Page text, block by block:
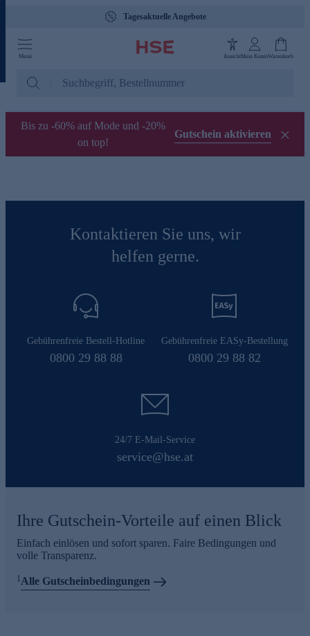
Tagesaktuelle Angebote
Menü AnsichtMein KontoWarenkorb
Bis zu -60% auf Mode und -20%
on top!
Gutschein aktivieren
Kontaktieren Sie uns, wir
helfen gerne.
Gebührenfreie Bestell-Hotline
0800 29 88 88
Gebührenfreie EASy-Bestellung
0800 29 88 82
24/7 E-Mail-Service
service@hse.at
Ihre Gutschein-Vorteile auf einen Blick
Einfach einlösen und sofort sparen. Faire Bedingungen und
volle Transparenz.
1Alle Gutscheinbedingungen